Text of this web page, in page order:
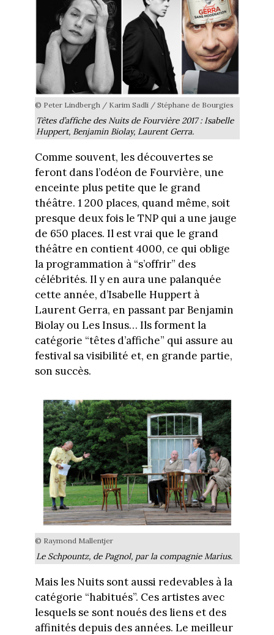
© Peter Lindbergh / Karim Sadli / Stéphane de Bourgies
Têtes d’affiche des Nuits de Fourvière 2017 : Isabelle
Huppert, Benjamin Biolay, Laurent Gerra.
Comme souvent, les découvertes se
feront dans l’odéon de Fourvière, une
enceinte plus petite que le grand
théâtre. 1 200 places, quand même, soit
presque deux fois le TNP qui a une jauge
de 650 places. Il est vrai que le grand
théâtre en contient 4000, ce qui oblige
la programmation à “s’offrir” des
célébrités. Il y en aura une palanquée
cette année, d’Isabelle Huppert à
Laurent Gerra, en passant par Benjamin
Biolay ou Les Insus… Ils forment la
catégorie “têtes d’affiche” qui assure au
festival sa visibilité et, en grande partie,
son succès.
© Raymond Mallentjer
Le Schpountz, de Pagnol, par la compagnie Marius.
Mais les Nuits sont aussi redevables à la
catégorie “habitués”. Ces artistes avec
lesquels se sont noués des liens et des
affinités depuis des années. Le meilleur